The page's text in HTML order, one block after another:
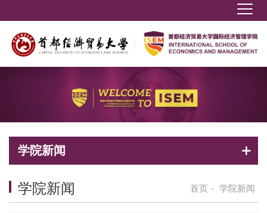
学院新闻
首页 - 学院新闻
学院新闻